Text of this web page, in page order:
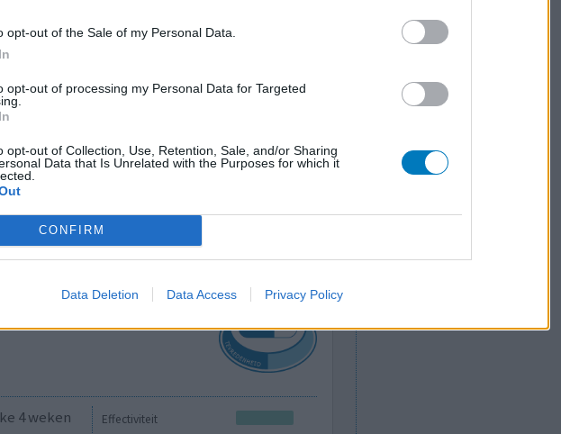
opt-out of the Sale of my Personal Data.
opt-out of processing my Personal Data for Targeted
opt-out of Collection, Use, Retention, Sale, and/or Sharing
Data that Is Unrelated with the Purposes for which it
CONFIRM
Data Deletion Data Access Privacy Policy
Effectiviteit
Hoeveelheid bijwerkingen
een
Effectiviteit
4 weken